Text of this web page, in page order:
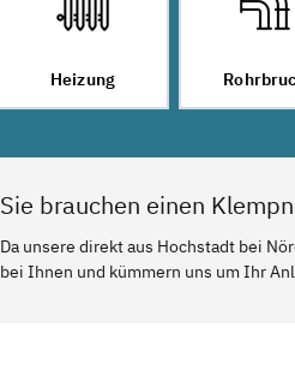
Heizung
Sie brauchen einen
Da unsere direkt aus Hochstadt bei
bei Ihnen und kümmern uns um Ihr